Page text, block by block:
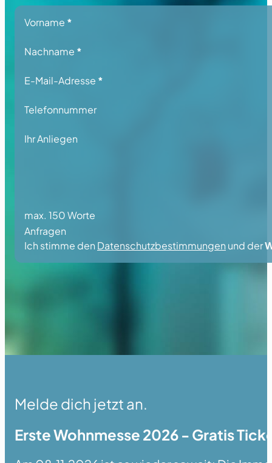
Section
Vorname *
Nachname *
E-Mail-Adresse *
Telefonnummer
Ihr Anliegen
max. 150 Worte
Anfragen
Ich stimme den Datenschutzbestimmungen und der
Melde dich jetzt an.
Erste Wohnmesse 2026 - Gratis